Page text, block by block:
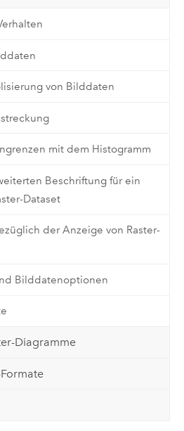
von Bilddaten
mit dem Histogramm
Beschriftung für ein
Dataset
der Anzeige von Raster-
Bilddatenoptionen
Diagramme